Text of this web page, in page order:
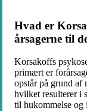
Hvad er
årsagerne til
Korsakoffs
primært er
opstår på grund af
hvilket resulterer i
til hukommelse